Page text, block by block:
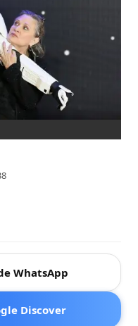
WhatsApp
Discover